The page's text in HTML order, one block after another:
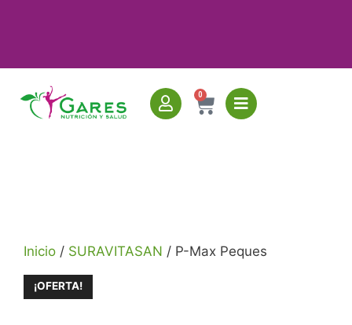
0
Inicio / SURAVITASAN / P-Max Peques
¡OFERTA!